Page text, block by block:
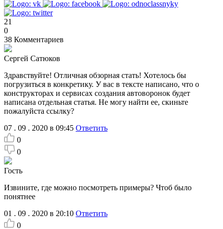
21
0
38 Комментариев
Сергей Сатюков
Здравствуйте! Отличная обзорная стать! Хотелось бы
погрузиться в конкретику. У вас в тексте написано, что о
конструкторах и сервисах создания автоворонок будет
написана отдельная статья. Не могу найти ее, скиньте
пожалуйста ссылку?
07 . 09 . 2020 в 09:45 Ответить
0
0
Гость
Извините, где можно посмотреть примеры? Чтоб было
понятнее
01 . 09 . 2020 в 20:10 Ответить
0